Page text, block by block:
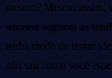
mesmo? Mesmo assim,
sucesso seguem as
tenha medo de tentar
não sair como você